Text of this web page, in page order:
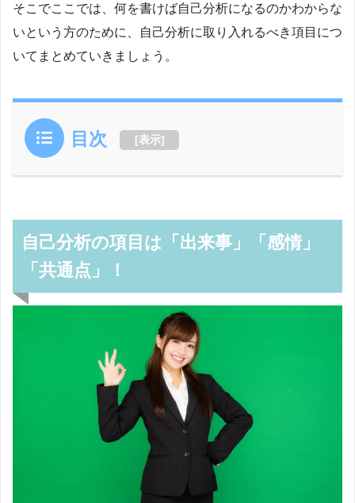
そこでここでは、何を書けば自己分析になるのかわからな
いという方のために、自己分析に取り入れるべき項目につ
いてまとめていきましょう。
目次 [表示]
自己分析の項目は「出来事」「感情」
「共通点」！